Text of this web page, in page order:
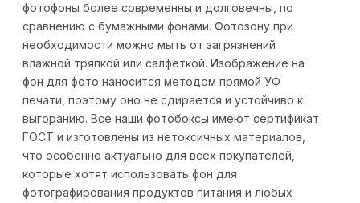
фотофоны более современны и долговечны, по
сравнению с бумажными фонами. Фотозону при
необходимости можно мыть от загрязнений
влажной тряпкой или салфеткой. Изображение на
фон для фото наносится методом прямой УФ
печати, поэтому оно не сдирается и устойчиво к
выгоранию. Все наши фотобоксы имеют сертификат
ГОСТ и изготовлены из нетоксичных материалов,
что особенно актуально для всех покупателей,
которые хотят использовать фон для
фотографирования продуктов питания и любых